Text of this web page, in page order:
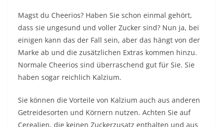
Magst du Cheerios? Haben Sie schon einmal gehört,
dass sie ungesund und voller Zucker sind? Nun ja, bei
einigen kann das der Fall sein, aber das hängt von der
Marke ab und die zusätzlichen Extras kommen hinzu.
Normale Cheerios sind überraschend gut für Sie. Sie
haben sogar reichlich Kalzium.
Sie können die Vorteile von Kalzium auch aus anderen
Getreidesorten und Körnern nutzen. Achten Sie auf
Cerealien, die keinen Zuckerzusatz enthalten und aus